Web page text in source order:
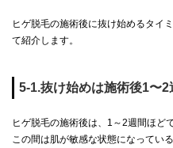
ヒゲ脱毛の施術後に抜け始めるタイ
て紹介します。
5-1.抜け始めは施術後1〜2
ヒゲ脱毛の施術後は、1～2週間ほど
この間は肌が敏感な状態になってい